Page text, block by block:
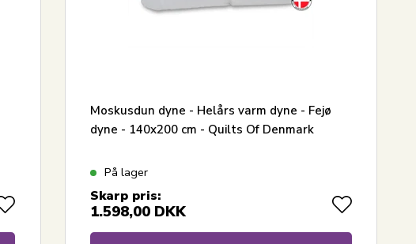
Moskusdun dyne - Helårs varm dyne - Fejø
dyne - 140x200 cm - Quilts Of Denmark
På lager
Skarp pris:
1.598,00 DKK